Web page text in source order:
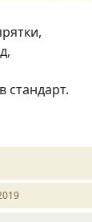
стандарт.